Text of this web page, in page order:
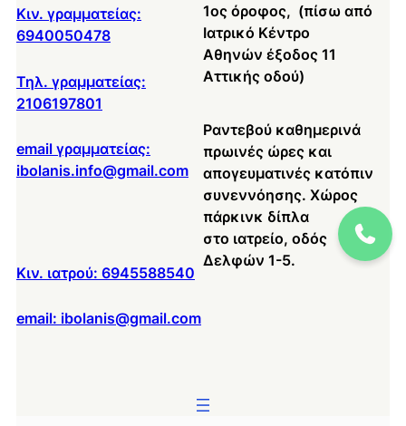
Κιν. γραμματείας:
6940050478
Τηλ. γραμματείας:
2106197801
email γραμματείας:
ibolanis.info@gmail.com
Κιν. ιατρού: 6945588540
email: ibolanis@gmail.com
1ος όροφος, (πίσω από
Ιατρικό Κέντρο
Αθηνών έξοδος 11
Αττικής οδού)
Ραντεβού καθημερινά
πρωινές ώρες και
απογευματινές κατόπιν
συνεννόησης. Χώρος
πάρκινκ δίπλα
στο ιατρείο, οδός
Δελφών 1-5.